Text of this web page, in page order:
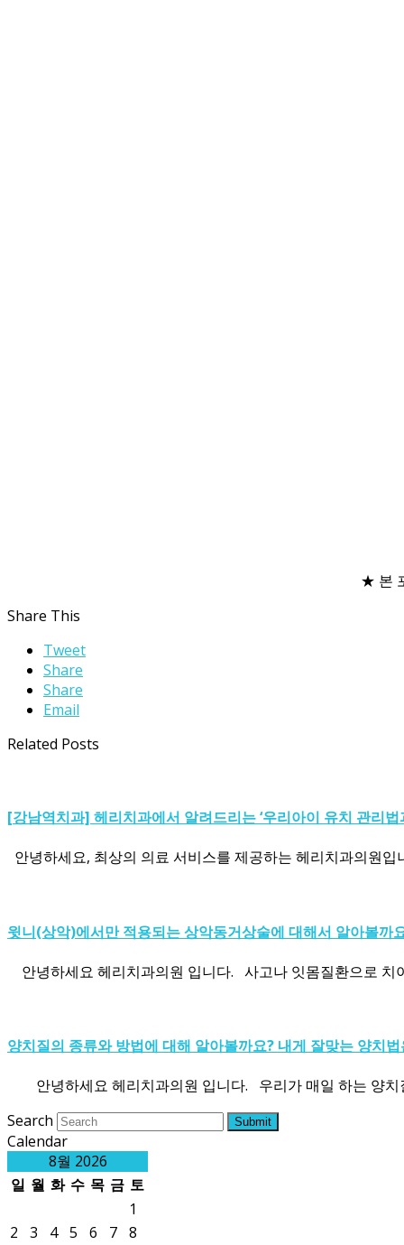
★ 본
Share This
Tweet
Share
Share
Email
Related Posts
[강남역치과] 헤리치과에서 알려드리는 ‘우리아이 유치 관리법
안녕하세요, 최상의 의료 서비스를 제공하는 헤리치과의원
윗니(상악)에서만 적용되는 상악동거상술에 대해서 알아볼까
안녕하세요 헤리치과의원 입니다. 사고나 잇몸질환으로 치
양치질의 종류와 방법에 대해 알아볼까요? 내게 잘맞는 양치법
안녕하세요 헤리치과의원 입니다. 우리가 매일 하는 양치
Search
Submit
Calendar
8월 2026
일 월 화 수 목 금 토
1
2
3 4 5 6 7 8